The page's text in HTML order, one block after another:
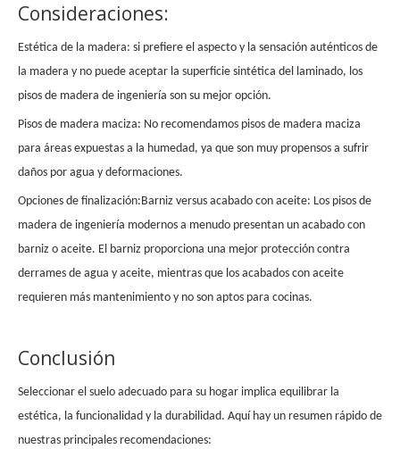
Consideraciones:
Estética de la madera: si prefiere el aspecto y la sensación auténticos de
la madera y no puede aceptar la superficie sintética del laminado, los
pisos de madera de ingeniería son su mejor opción.
Pisos de madera maciza: No recomendamos pisos de madera maciza
para áreas expuestas a la humedad, ya que son muy propensos a sufrir
daños por agua y deformaciones.
Opciones de finalización:Barniz versus acabado con aceite: Los pisos de
madera de ingeniería modernos a menudo presentan un acabado con
barniz o aceite. El barniz proporciona una mejor protección contra
derrames de agua y aceite, mientras que los acabados con aceite
requieren más mantenimiento y no son aptos para cocinas.
Conclusión
Seleccionar el suelo adecuado para su hogar implica equilibrar la
estética, la funcionalidad y la durabilidad. Aquí hay un resumen rápido de
nuestras principales recomendaciones: